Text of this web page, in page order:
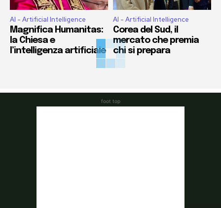
AI - Artificial Intelligence
Magnifica Humanitas:
la Chiesa e
l’intelligenza artificiale
AI - Artificial Intelligence
Corea del Sud, il
mercato che premia
chi si prepara
foot top